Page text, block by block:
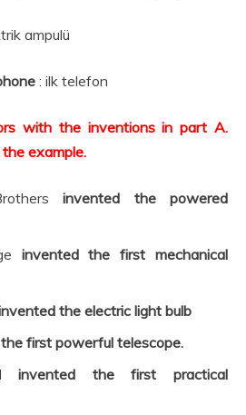
ampulü
: ilk telefon
with the inventions in part A.
example.
invented the powered
invented the first mechanical
the electric light bulb
first powerful telescope.
invented the first practical